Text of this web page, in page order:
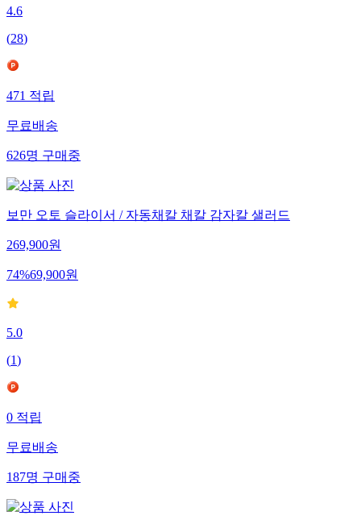
4.6
(28)
471적립
무료배송
626명구매중
보만 오토 슬라이서 / 자동채칼 채칼 감자칼 샐러드
269,900원
74%69,900원
5.0
(1)
0적립
무료배송
187명구매중